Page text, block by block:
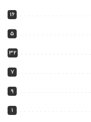
16
5
32
7
9
1